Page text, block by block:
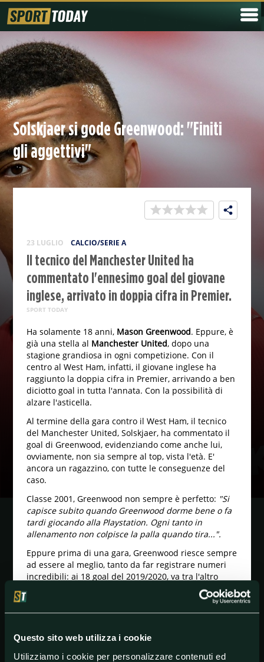
Questo sito web utilizza i cookie
Utilizziamo i cookie per personalizzare contenuti ed
Solskjaer si gode Greenwood: "Finiti
gli aggettivi"
23 LUGLIO CALCIO/SERIE A
Il tecnico del Manchester United ha
commentato l'ennesimo goal del giovane
inglese, arrivato in doppia cifra in Premier.
SPORT TODAY
Ha solamente 18 anni, Mason Greenwood. Eppure, è
già una stella al Manchester United, dopo una
stagione grandiosa in ogni competizione. Con il
centro al West Ham, infatti, il giovane inglese ha
raggiunto la doppia cifra in Premier, arrivando a ben
diciotto goal in tutta l'annata. Con la possibilità di
alzare l'asticella.
Al termine della gara contro il West Ham, il tecnico
del Manchester United, Solskjaer, ha commentato il
goal di Greenwood, evidenziando come anche lui,
ovviamente, non sia sempre al top, vista l'età. E'
ancora un ragazzino, con tutte le conseguenze del
caso.
Classe 2001, Greenwood non sempre è perfetto: "Si
capisce subito quando Greenwood dorme bene o fa
tardi giocando alla Playstation. Ogni tanto in
allenamento non colpisce la palla quando tira...".
Eppure prima di una gara, Greenwood riesce sempre
ad essere al meglio, tanto da far registrare numeri
incredibili: ai 18 goal del 2019/2020, va tra l'altro
aggiunto uno segnato in Primavera, unica occasione
in cui ha giocato per aiutare i pari età.
Solskjaer:"Non ci sorprende più nel vederlo segnare.
Ho finito gli aggettivi per lui, è un grande goleador".